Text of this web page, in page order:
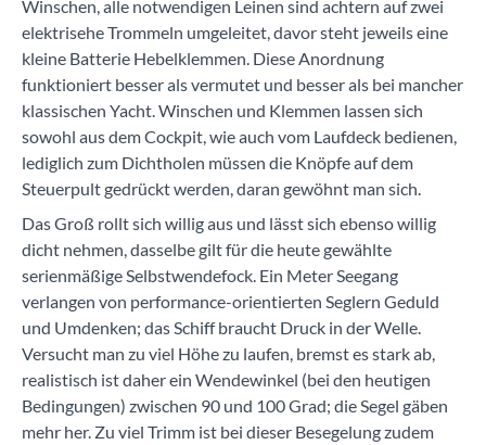
Winschen, alle notwendigen Leinen sind achtern auf zwei
elektrisehe Trommeln umgeleitet, davor steht jeweils eine
kleine Batterie Hebelklemmen. Diese Anordnung
funktioniert besser als vermutet und besser als bei mancher
klassischen Yacht. Winschen und Klemmen lassen sich
sowohl aus dem Cockpit, wie auch vom Laufdeck bedienen,
lediglich zum Dichtholen müssen die Knöpfe auf dem
Steuerpult gedrückt werden, daran gewöhnt man sich.
Das Groß rollt sich willig aus und lässt sich ebenso willig
dicht nehmen, dasselbe gilt für die heute gewählte
serienmäßige Selbstwendefock. Ein Meter Seegang
verlangen von performance-orientierten Seglern Geduld
und Umdenken; das Schiff braucht Druck in der Welle.
Versucht man zu viel Höhe zu laufen, bremst es stark ab,
realistisch ist daher ein Wendewinkel (bei den heutigen
Bedingungen) zwischen 90 und 100 Grad; die Segel gäben
mehr her. Zu viel Trimm ist bei dieser Besegelung zudem